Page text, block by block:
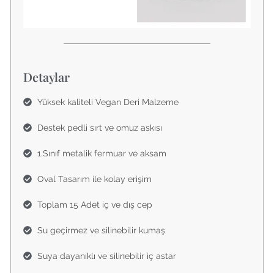
Detaylar
Yüksek kaliteli Vegan Deri Malzeme
Destek pedli sırt ve omuz askısı
1.Sınıf metalik fermuar ve aksam
Oval Tasarım ile kolay erişim
Toplam 15 Adet iç ve dış cep
Su geçirmez ve silinebilir kumaş
Suya dayanıklı ve silinebilir iç astar